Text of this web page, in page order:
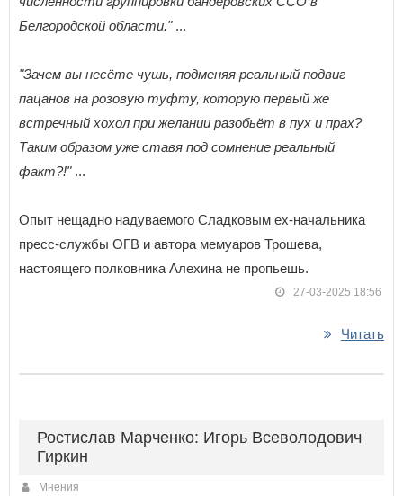
Белгородской области."...
"Зачем вы несёте чушь, подменяя реальный подвиг
пацанов на розовую туфту, которую первый же
встречный хохол при желании разобьëт в пух и прах?
Таким образом уже ставя под сомнение реальный
факт?!"...
Опыт нещадно надуваемого Сладковым ех-начальника
пресс-службы ОГВ и автора мемуаров Трошева,
настоящего полковника Алехина не пропьешь.
27-03-2025 18:56
Читать
Ростислав Марченко: Игорь Всеволодович
Гиркин
Мнения